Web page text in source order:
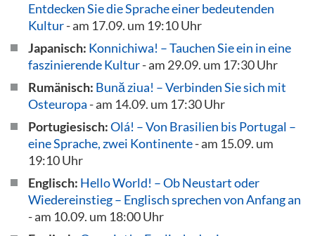
Entdecken Sie die Sprache einer bedeutenden
Kultur- am 17.09. um 19:10 Uhr
Japanisch: Konnichiwa! – Tauchen Sie ein in eine
faszinierende Kultur- am 29.09. um 17:30 Uhr
Rumänisch: Bună ziua! – Verbinden Sie sich mit
Osteuropa - am 14.09. um 17:30 Uhr
Portugiesisch:Olá! – Von Brasilien bis Portugal –
eine Sprache, zwei Kontinente- am 15.09. um
19:10 Uhr
Englisch: Hello World! – Ob Neustart oder
Wiedereinstieg – Englisch sprechen von Anfang an
- am 10.09. um 18:00 Uhr